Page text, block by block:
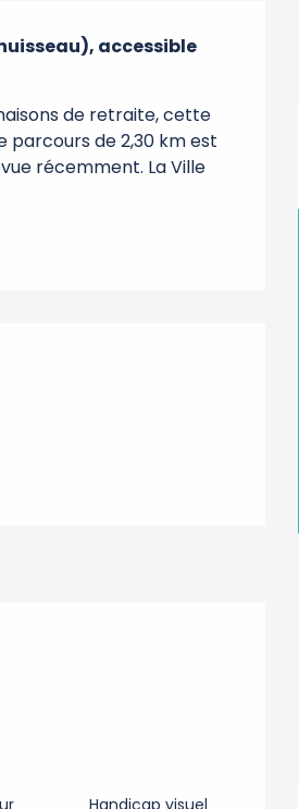
accessible
de retraite, cette
parcours de 2,30 km est
récemment. La Ville